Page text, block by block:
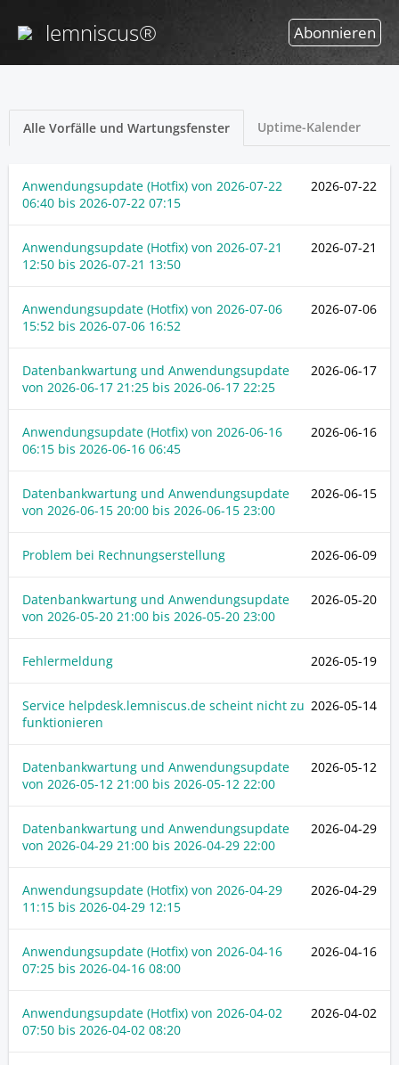
lemniscus® Abonnieren
Alle Vorfälle und Wartungsfenster Uptime-Kalender
2026-07-22
Anwendungsupdate (Hotfix) von 2026-07-22
06:40 bis 2026-07-22 07:15
2026-07-21
Anwendungsupdate (Hotfix) von 2026-07-21
12:50 bis 2026-07-21 13:50
2026-07-06
Anwendungsupdate (Hotfix) von 2026-07-06
15:52 bis 2026-07-06 16:52
2026-06-17
Datenbankwartung und Anwendungsupdate
von 2026-06-17 21:25 bis 2026-06-17 22:25
2026-06-16
Anwendungsupdate (Hotfix) von 2026-06-16
06:15 bis 2026-06-16 06:45
2026-06-15
Datenbankwartung und Anwendungsupdate
von 2026-06-15 20:00 bis 2026-06-15 23:00
2026-06-09
Problem bei Rechnungserstellung
2026-05-20
Datenbankwartung und Anwendungsupdate
von 2026-05-20 21:00 bis 2026-05-20 23:00
2026-05-19
Fehlermeldung
2026-05-14
Service helpdesk.lemniscus.de scheint nicht zu
funktionieren
2026-05-12
Datenbankwartung und Anwendungsupdate
von 2026-05-12 21:00 bis 2026-05-12 22:00
2026-04-29
Datenbankwartung und Anwendungsupdate
von 2026-04-29 21:00 bis 2026-04-29 22:00
2026-04-29
Anwendungsupdate (Hotfix) von 2026-04-29
11:15 bis 2026-04-29 12:15
2026-04-16
Anwendungsupdate (Hotfix) von 2026-04-16
07:25 bis 2026-04-16 08:00
2026-04-02
Anwendungsupdate (Hotfix) von 2026-04-02
07:50 bis 2026-04-02 08:20